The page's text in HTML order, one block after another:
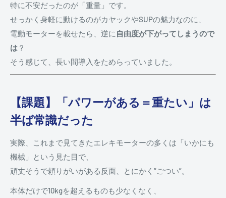
特に不安だったのが「重量」です。
せっかく身軽に動けるのがカヤックやSUPの魅力なのに、
電動モーターを載せたら、逆に 自由度が下がってしまうので
は ？
そう感じて、長い間導入をためらっていました。
【課題】「パワーがある＝重たい」は
半ば常識だった
実際、これまで見てきたエレキモーターの多くは「いかにも
機械」という見た目で、
頑丈そうで頼りがいがある反面、とにかく“ごつい”。
本体だけで10kgを超えるものも少なくなく、